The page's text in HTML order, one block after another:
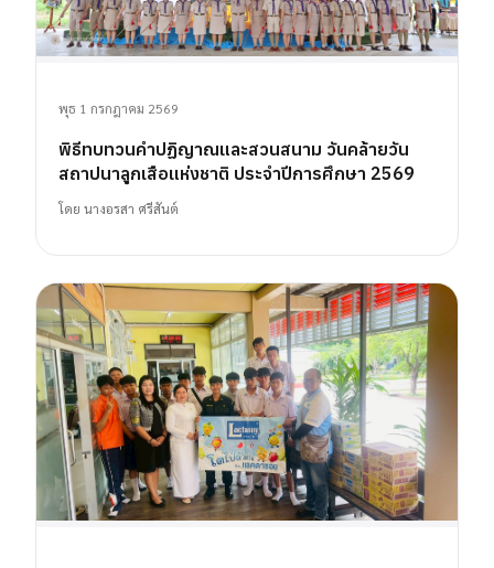
พุธ 1 กรกฎาคม 2569
พิธีทบทวนคำปฏิญาณและสวนสนาม วันคล้ายวัน
สถาปนาลูกเสือแห่งชาติ ประจำปีการศึกษา 2569
โดย นางอรสา ศรีสันต์